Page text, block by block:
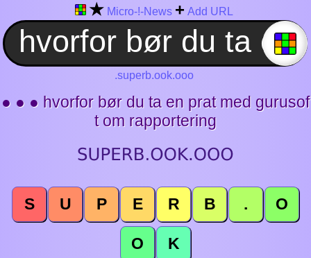
★ Micro-!-News + Add URL
.superb.ook.ooo
● ● ● hvorfor bør du ta en prat med gurusof
t om rapportering
S U P E R B . O
O K